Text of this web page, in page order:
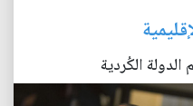
الكُردية